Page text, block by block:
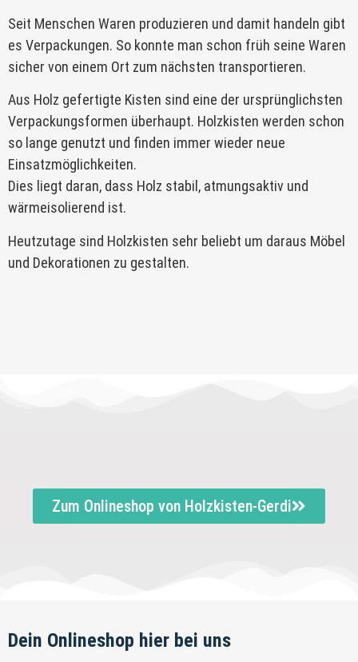
Seit Menschen Waren produzieren und damit handeln gibt
es Verpackungen. So konnte man schon früh seine Waren
sicher von einem Ort zum nächsten transportieren.
Aus Holz gefertigte Kisten sind eine der ursprünglichsten
Verpackungsformen überhaupt. Holzkisten werden schon
so lange genutzt und finden immer wieder neue
Einsatzmöglichkeiten.
Dies liegt daran, dass Holz stabil, atmungsaktiv und
wärmeisolierend ist.
Heutzutage sind Holzkisten sehr beliebt um daraus Möbel
und Dekorationen zu gestalten.
Zum Onlineshop von Holzkisten-Gerdi
Dein Onlineshop hier bei uns